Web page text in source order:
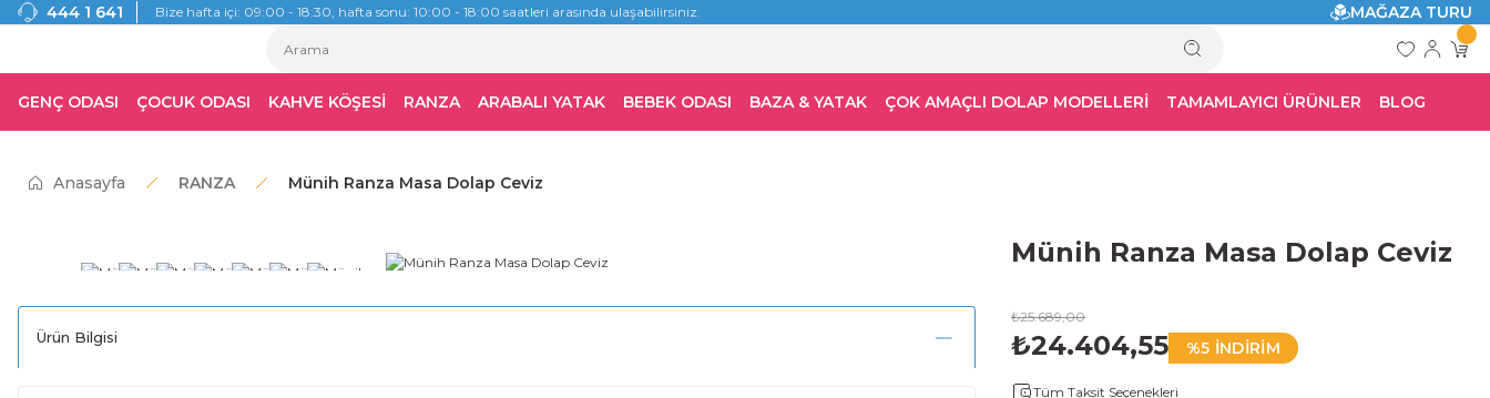
444 1 641 Bize hafta içi: 09:00 - 18:30, hafta sonu: 10:00 - 18:00 saatleri arasında ulaşabilirsiniz. MAĞAZA TURU
GENÇ ODASI ÇOCUK ODASI KAHVE KÖŞESİ RANZA ARABALI YATAK BEBEK ODASI BAZA & YATAK ÇOK AMAÇLI DOLAP MODELLERİ TAMAMLAYICI ÜRÜNLER BLOG
Anasayfa RANZA Münih Ranza Masa Dolap Ceviz
Ürün Bilgisi
Münih Ranza Masa Dolap Ceviz
₺25.689,00
₺24.404,55 %5 İNDİRİM
Tüm Taksit Seçenekleri